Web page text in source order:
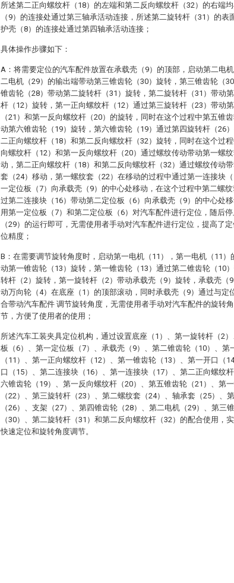
所述第二正向螺纹杆（18）的左端和第二反向螺纹杆（32）的右端
（9）的连接处通过第三轴承活动连接，所述第二旋转杆（31）的表
护壳（8）的连接处通过第四轴承活动连接；
具体操作步骤如下：
A：将需要定位的汽车配件放置在承载壳（9）的顶部，启动第二电
二电机（29）的输出端带动第三锥齿轮（30）旋转，第三锥齿轮（
锥齿轮（28）带动第二旋转杆（31）旋转，第二旋转杆（31）带动
杆（12）旋转，第一正向螺纹杆（12）通过第三旋转杆（23）带动
（21）和第一反向螺纹杆（20）的旋转，同时在这个过程中第五锥
动第六锥齿轮（19）旋转，第六锥齿轮（19）通过第四旋转杆（26
二正向螺纹杆（18）和第二反向螺纹杆（32）旋转，同时在这个过
向螺纹杆（12）和第一反向螺纹杆（20）通过螺纹传动带动第一螺
动，第二正向螺纹杆（18）和第二反向螺纹杆（32）通过螺纹传动
套（24）移动，第一螺纹套（22）在移动的过程中通过第一连接块
一定位板（7）向承载壳（9）的中心处移动，在这个过程中第二螺
过第二连接块（16）带动第二定位板（6）向承载壳（9）的中心处
用第一定位板（7）和第二定位板（6）对汽车配件进行定位，随后
（29）的运行即可，无需使用者手动对汽车配件进行定位，提高了
位精度；
B：在需要调节旋转角度时，启动第一电机（11），第一电机（11）
动第一锥齿轮（13）旋转，第一锥齿轮（13）通过第二锥齿轮（10
转杆（2）旋转，第一旋转杆（2）带动承载壳（9）旋转，承载壳（
动万向轮（4）在底座（1）的顶部滚动，同时承载壳（9）通过与定
合带动汽车配件 调节旋转角度，无需使用者手动对汽车配件的旋转
节，方便了使用者的使用；
所述汽车工装夹具定位机构，通过设置底座（1）、第一旋转杆（2
板（6）、第一定位板（7）、承载壳（9）、第二锥齿轮（10）、第
（11）、第一正向螺纹杆（12）、第一锥齿轮（13）、第一开口（
口（15）、第二连接块（16）、第一连接块（17）、第二正向螺纹
六锥齿轮（19）、第一反向螺纹杆（20）、第五锥齿轮（21）、第
（22）、第三旋转杆（23）、第二螺纹套（24）、轴承套（25）、
（26）、支架（27）、第四锥齿轮（28）、第二电机（29）、第三
（30）、第二旋转杆（31）和第二反向螺纹杆（32）的配合使用，
快速定位和旋转角度调节。